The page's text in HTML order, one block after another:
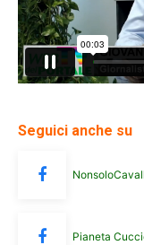
Seguici anche su
Pianeta